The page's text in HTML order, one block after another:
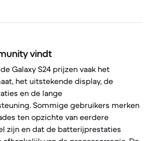
vindt
Galaxy S24 prijzen vaak het
het uitstekende display, de
en de lange
Sommige gebruikers merken
ten opzichte van eerdere
zijn en dat de batterijprestaties